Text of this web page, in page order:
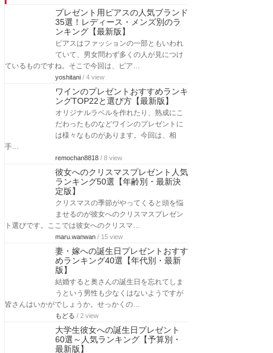
プレゼント用ピアスの人気ブランド
35選！レディース・メンズ別のラ
ンキング【最新版】
ピアスはファッションの一部ともいわれ
ていて、男女問わず多くの人が見につけ
ているものですね。そこで今回は、ピア…
yoshitani / 4 view
ワインのプレゼントおすすめランキ
ングTOP22と選び方【最新版】
オリジナルラベルを作れたり、熟成にこ
だわったものなどワインのプレゼントに
は様々なものがあります。今回は、相
手…
remochan8818 / 8 view
彼女へのクリスマスプレゼント人気
ランキング50選【年齢別・最新決
定版】
クリスマスの季節がやってくると頭を悩
ませるのが彼女へのクリスマスプレゼン
ト選びです。ここでは彼女へのクリスマ…
maru.wanwan / 15 view
妻・嫁への誕生日プレゼントおすす
めランキング40選【年代別・最新
版】
結婚すると奥さんの誕生日を忘れてしま
うという男性も少なくはないようですが
皆さんはいかがでしょうか。せっかくの…
もどる / 2 view
大学生彼女への誕生日プレゼント
60選～人気ランキング【予算別・
最新版】